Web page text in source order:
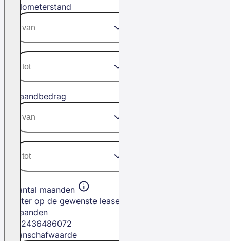
Kilometerstand
Maandbedrag
Aantal maanden
Filter op de gewenste leasetermijn in
maanden
2436486072
Aanschafwaarde